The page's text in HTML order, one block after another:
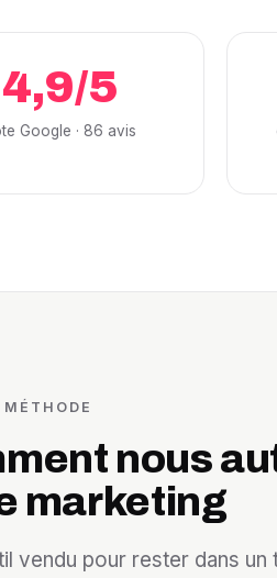
4,9/5
Google · 86 avis
MÉTHODE
nous
marketing
vendu pour rester dans